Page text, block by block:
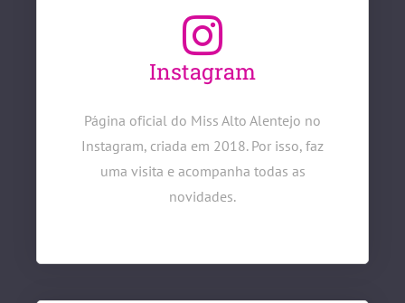
Instagram
Página oficial do Miss Alto Alentejo no
Instagram, criada em 2018. Por isso, faz
uma visita e acompanha todas as
novidades.​